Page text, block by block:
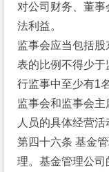
对公司财务、董
法利益。
监事会应当包括
表的比例不得少于
行监事中至少有1
监事会和监事会
人员的具体经营活
第四十六条 基金
理。基金管理公